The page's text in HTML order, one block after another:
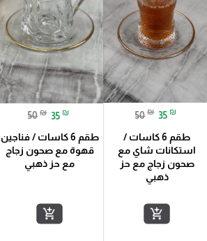
50 ₪ 35 ₪
طقم 6 كاسات /
استكانات شاي مع
صحون زجاج مع حز
ذهبي
add_shopping_cart
50 ₪ 35 ₪
طقم 6 كاسات / فناجين
قهوة مع صحون زجاج
مع حز ذهبي
add_shopping_cart